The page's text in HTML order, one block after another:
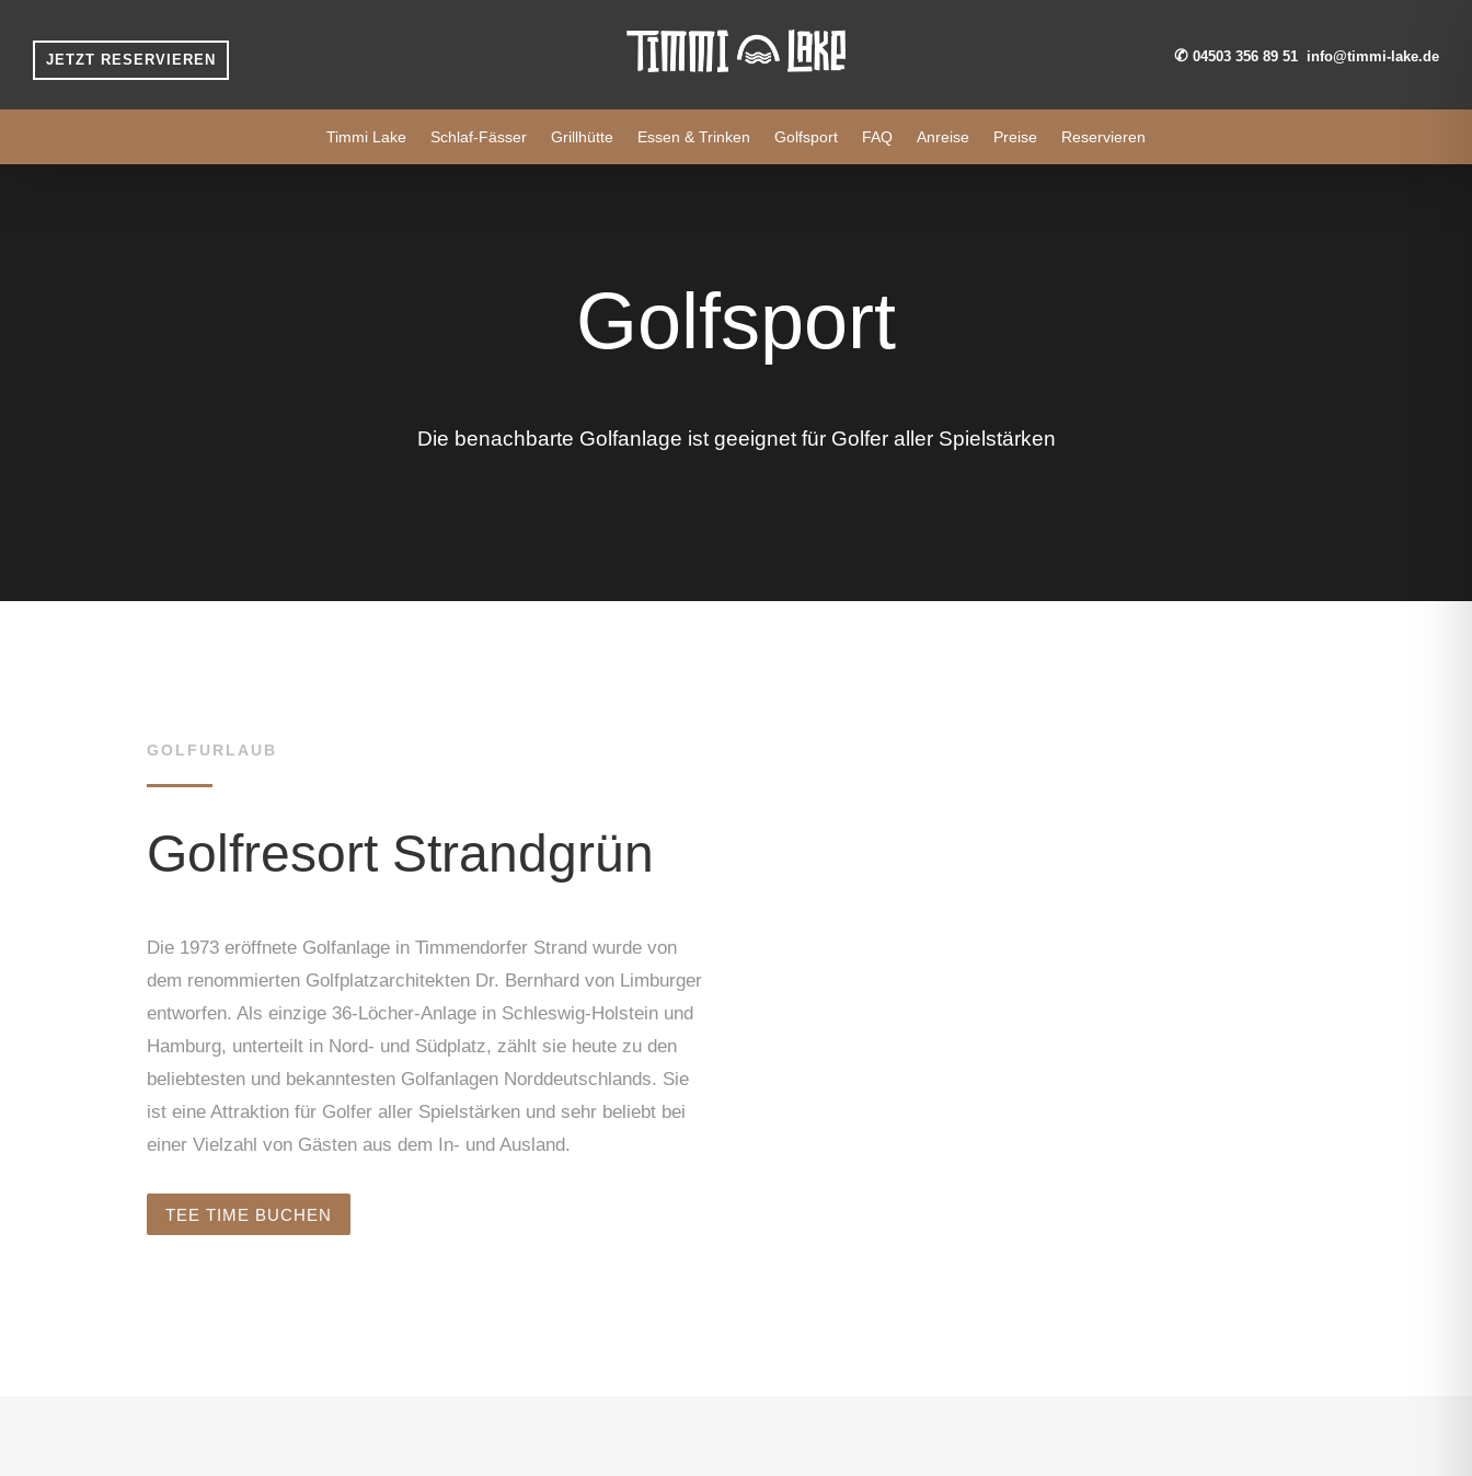
JETZT RESERVIEREN ✆ 04503 356 89 51 info@timmi-lake.de
Timmi Lake Schlaf-Fässer Grillhütte Essen & Trinken Golfsport FAQ Anreise Preise Reservieren
Golfsport
Die benachbarte Golfanlage ist geeignet für Golfer aller Spielstärken
GOLFURLAUB
Golfresort Strandgrün
Die 1973 eröffnete Golfanlage in Timmendorfer Strand wurde von
dem renommierten Golfplatzarchitekten Dr. Bernhard von Limburger
entworfen. Als einzige 36-Löcher-Anlage in Schleswig-Holstein und
Hamburg, unterteilt in Nord- und Südplatz, zählt sie heute zu den
beliebtesten und bekanntesten Golfanlagen Norddeutschlands. Sie
ist eine Attraktion für Golfer aller Spielstärken und sehr beliebt bei
einer Vielzahl von Gästen aus dem In- und Ausland.
TEE TIME BUCHEN